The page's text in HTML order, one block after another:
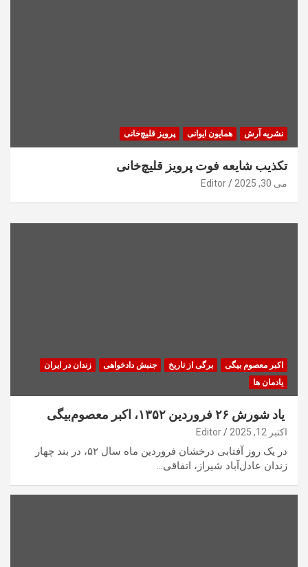
نشریه آرش همایون ایوانی پرویز قلیچ‌خانی
تکذیب شایعه فوت پرویز قلیچ‌خانی
می 30, 2025 Editor
اکبر معصوم بیگی برگی از تاریخ جنبش دادخواهی
زندان در ایران
یادمان ها
یاد شورش ۲۶ فروردین ۱۳۵۲، اکبر معصوم‌بیگی
اکتبر 12, 2025 Editor
در یک روز آفتابی درخشان فروردین ماه سال ۵۲، در بند چهار
زندان عادل‌آباد شیراز، اتفاقی…